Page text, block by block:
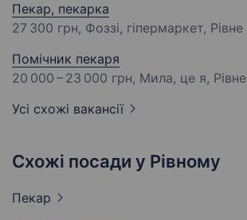
Пекар, пекарка
27 300 грн, Фоззі, гіпермаркет, Рівне
Помічник пекаря
20 000 – 23 000 грн, Мила, це я, Рівне
Усі схожі вакансії
Схожі посади у Рівному
Пекар